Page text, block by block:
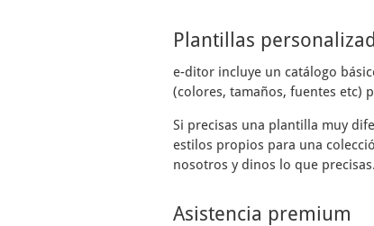
Plantillas
e-ditor incluye un catálogo
(colores, tamaños, fuentes etc)
Si precisas una plantilla muy
estilos propios para una
nosotros y dinos lo que precisas.
Asistencia premium